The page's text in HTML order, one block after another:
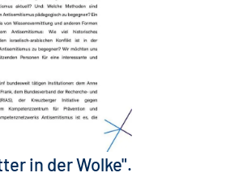
in der Wolke".